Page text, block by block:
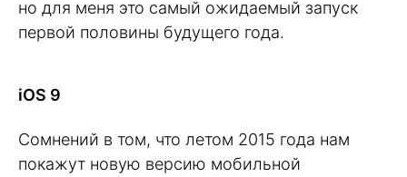
но для меня это самый ожидаемый запуск
первой половины будущего года.
iOS 9
Сомнений в том, что летом 2015 года нам
покажут новую версию мобильной